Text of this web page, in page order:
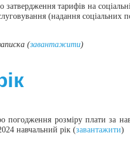
затвердження тарифів на
(надання соціальних
(завантажити)
погодження розміру плати за
навчальний рік (завантажити)